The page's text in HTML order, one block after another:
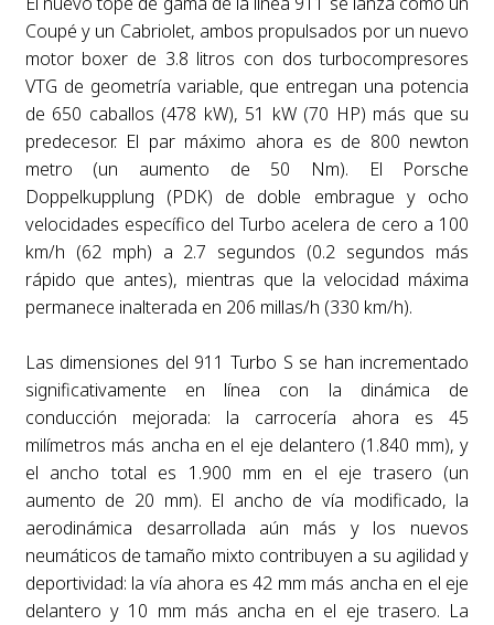
Coupé y un Cabriolet, ambos propulsados por un nuevo
motor boxer de 3.8 litros con dos turbocompresores
VTG de geometría variable, que entregan una potencia
de 650 caballos (478 kW), 51 kW (70 HP) más que su
predecesor. El par máximo ahora es de 800 newton
metro (un aumento de 50 Nm). El Porsche
Doppelkupplung (PDK) de doble embrague y ocho
velocidades específico del Turbo acelera de cero a 100
km/h (62 mph) a 2.7 segundos (0.2 segundos más
rápido que antes), mientras que la velocidad máxima
permanece inalterada en 206 millas/h (330 km/h).
Las dimensiones del 911 Turbo S se han incrementado
significativamente en línea con la dinámica de
conducción mejorada: la carrocería ahora es 45
milímetros más ancha en el eje delantero (1.840 mm), y
el ancho total es 1.900 mm en el eje trasero (un
aumento de 20 mm). El ancho de vía modificado, la
aerodinámica desarrollada aún más y los nuevos
neumáticos de tamaño mixto contribuyen a su agilidad y
deportividad: la vía ahora es 42 mm más ancha en el eje
delantero y 10 mm más ancha en el eje trasero. La